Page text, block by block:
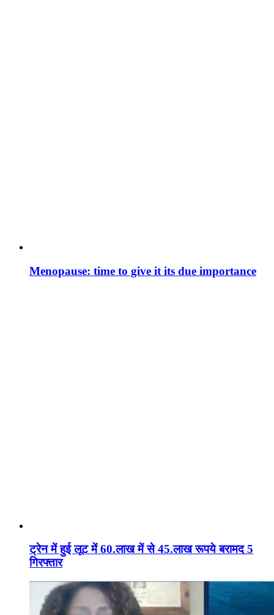
Menopause: time to give it its due importance
ट्रेन में हुई लूट में 60.लाख में से 45.लाख रूपये बरामद 5
गिरफ्तार